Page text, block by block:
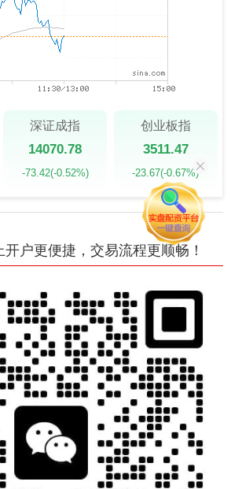
深证成指
14070.78
-73.42(-0.52%)
创业板指
3511.47
-23.67(-0.67%)
户更便捷，交易流程更顺畅！